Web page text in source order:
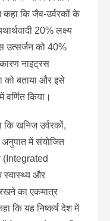
कहा कि जैव-उर्वरकों के
20% लक्ष्य
उत्सर्जन को 40%
नाइट्रस
को बताया और इसे
वर्णित किया।
कि खनिज उर्वरकों,
में संयोजित
(Integrated
स्वास्थ्य और
रखने का एकमात्र
कि यह निष्कर्ष देश में